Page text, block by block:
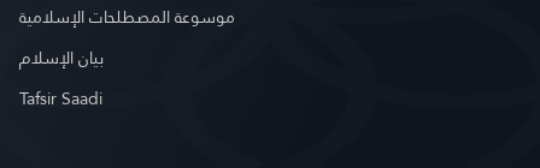
موسوعة المصطلحات الإسلامية
بيان الإسلام
Tafsir Saadi